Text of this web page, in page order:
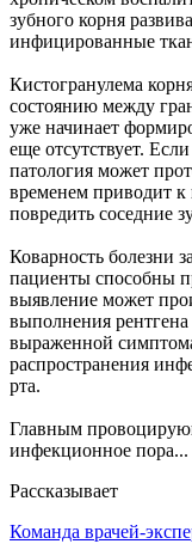
зубного корня
инфицированные
Кистогранулема
состоянию между
уже начинает
еще отсутствует.
патология может
временем приводит
повредить соседние
Коварность болезни
пациенты способны
выявление может
выполнения
выраженной
распространения
рта.
Главным
инфекционное пора...
Рассказывает
Команда врачей-